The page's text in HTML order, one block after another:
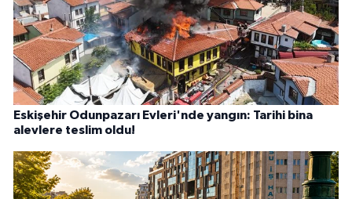
Eskişehir Odunpazarı Evleri'nde yangın: Tarihi bina
alevlere teslim oldu!